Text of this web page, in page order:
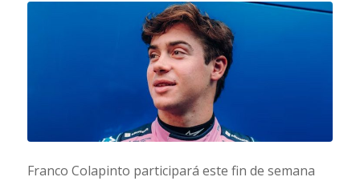
Franco Colapinto participará este fin de semana